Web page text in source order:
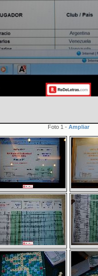
Foto 1 - Ampliar